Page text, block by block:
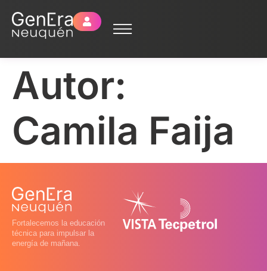
Autor:
Camila Faija
Fortalecemos la educación
técnica para impulsar la
energía de mañana.